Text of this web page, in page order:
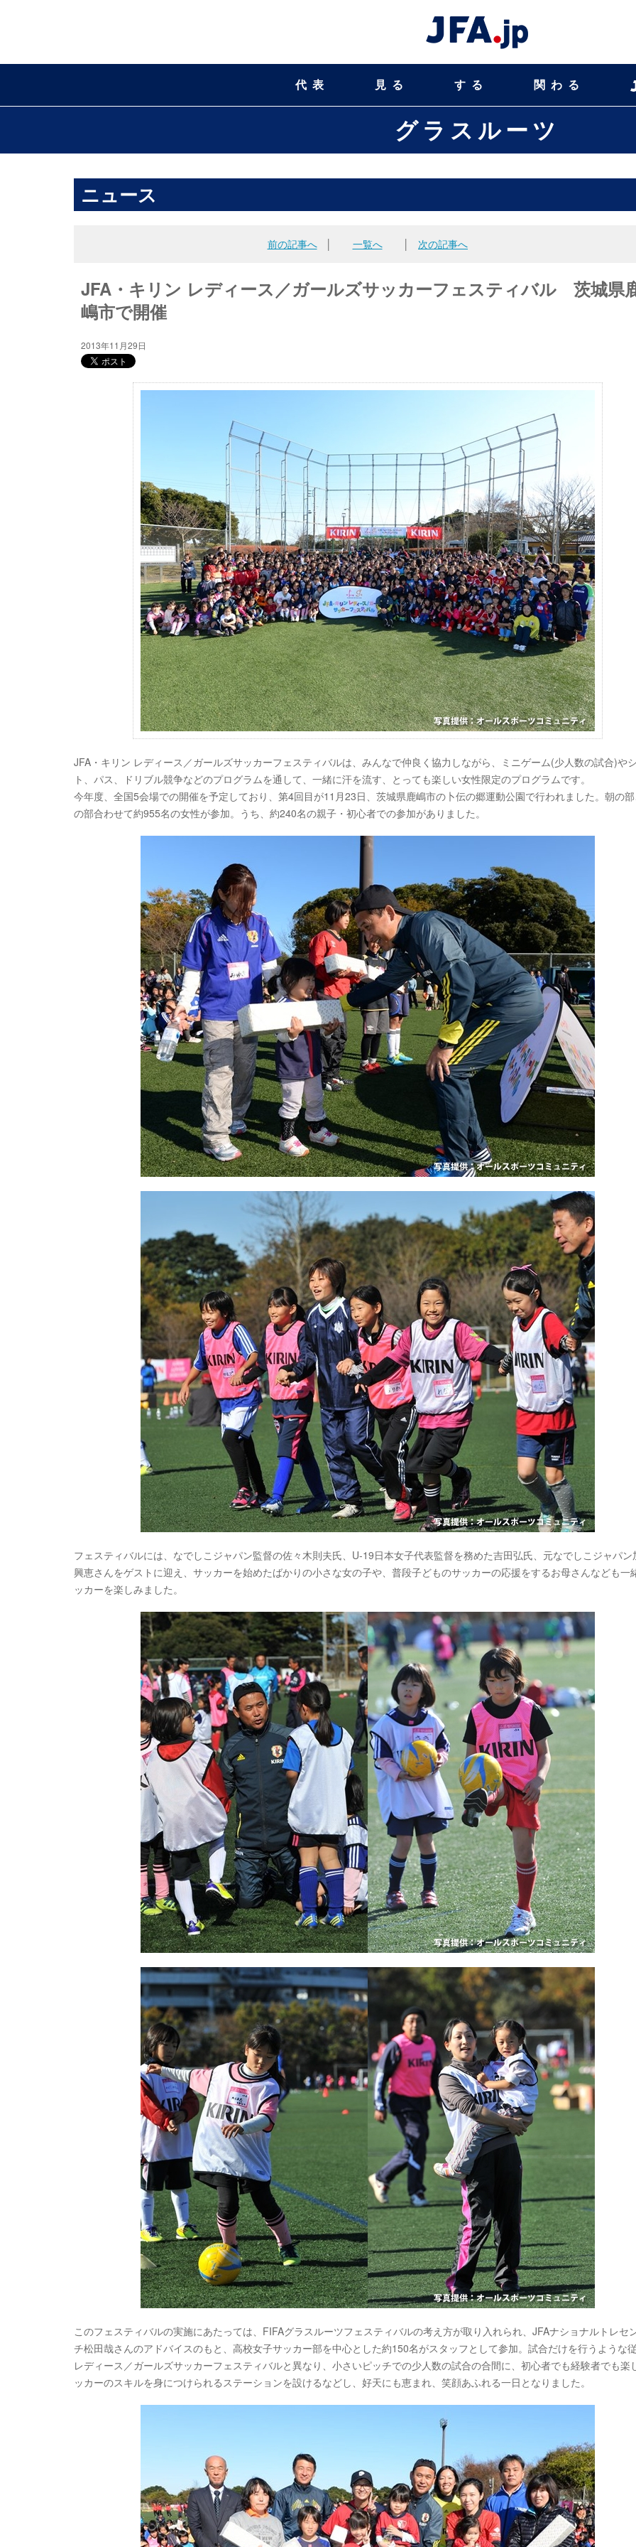
代表 見る する 関わる
グラスルーツ
ニュース
前の記事へ│ 一覧へ 次の記事へ
JFA・キリン レディース／ガールズサッカーフェスティバル 茨城県
嶋市で開催
2013年11月29日
JFA・キリン レディース／ガールズサッカーフェスティバルは、みんなで仲良く協力しながら、ミニゲーム(少人数の試合)や
ト、パス、ドリブル競争などのプログラムを通して、一緒に汗を流す、とっても楽しい女性限定のプログラムです。
今年度、全国5会場での開催を予定しており、第4回目が11月23日、茨城県鹿嶋市の卜伝の郷運動公園で行われました。朝の
の部合わせて約955名の女性が参加。うち、約240名の親子・初心者での参加がありました。
フェスティバルには、なでしこジャパン監督の佐々木則夫氏、U-19日本女子代表監督を務めた吉田弘氏、元なでしこジャパン
興恵さんをゲストに迎え、サッカーを始めたばかりの小さな女の子や、普段子どものサッカーの応援をするお母さんなども一
ッカーを楽しみました。
このフェスティバルの実施にあたっては、FIFAグラスルーツフェスティバルの考え方が取り入れられ、JFAナショナルトレセ
チ松田哉さんのアドバイスのもと、高校女子サッカー部を中心とした約150名がスタッフとして参加。試合だけを行うような
レディース／ガールズサッカーフェスティバルと異なり、小さいピッチでの少人数の試合の合間に、初心者でも経験者でも楽
ッカーのスキルを身につけられるステーションを設けるなどし、好天にも恵まれ、笑顔あふれる一日となりました。